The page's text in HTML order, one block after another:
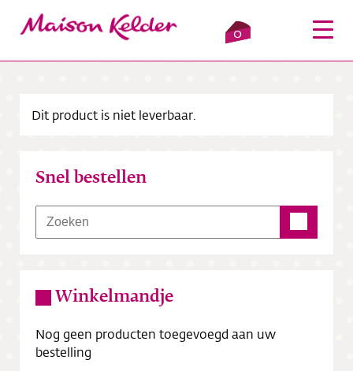
0
Verkooppunten
Bezorging
Contact
Dit product is niet leverbaar.
Snel bestellen
Winkelmandje
Nog geen producten toegevoegd aan uw
bestelling